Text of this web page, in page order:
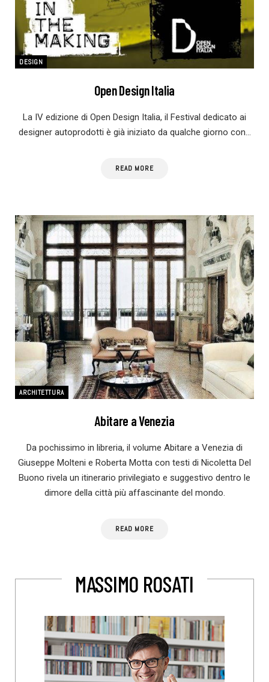
DESIGN
Open Design Italia
La IV edizione di Open Design Italia, il Festival dedicato ai
designer autoprodotti è già iniziato da qualche giorno con…
READ MORE
ARCHITETTURA
Abitare a Venezia
Da pochissimo in libreria, il volume Abitare a Venezia di
Giuseppe Molteni e Roberta Motta con testi di Nicoletta Del
Buono rivela un itinerario privilegiato e suggestivo dentro le
dimore della città più affascinante del mondo.
READ MORE
MASSIMO ROSATI